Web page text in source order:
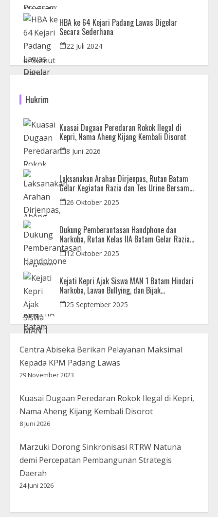
HBA ke 64 Kejari Padang Lawas Digelar
Secara Sederhana
22 Juli 2024
Hukrim
Kuasai Dugaan Peredaran Rokok Ilegal di
Kepri, Nama Aheng Kijang Kembali Disorot
8 Juni 2026
Laksanakan Arahan Dirjenpas, Rutan Batam
Gelar Kegiatan Razia dan Tes Urine Bersama
APH26 Oktober 2025
Dukung Pemberantasan Handphone dan
Narkoba, Rutan Kelas IIA Batam Gelar Razia
Bersama Aparat Penegak Hukum
12 Oktober 2025
Kejati Kepri Ajak Siswa MAN 1 Batam Hindari
Narkoba, Lawan Bullying, dan Bijak
Bermedsos
25 September 2025
Centra Abiseka Berikan Pelayanan Maksimal
Kepada KPM Padang Lawas
29 November 2023
Kuasai Dugaan Peredaran Rokok Ilegal di Kepri,
Nama Aheng Kijang Kembali Disorot
8 Juni 2026
Marzuki Dorong Sinkronisasi RTRW Natuna
demi Percepatan Pembangunan Strategis
Daerah
24 Juni 2026